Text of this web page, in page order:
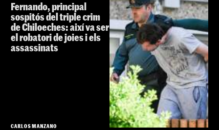
Fernando, principal
sospitós del triple crim
de Chiloeches: així va ser
el robatori de joies i els
assassinats
CARLOS MANZANO